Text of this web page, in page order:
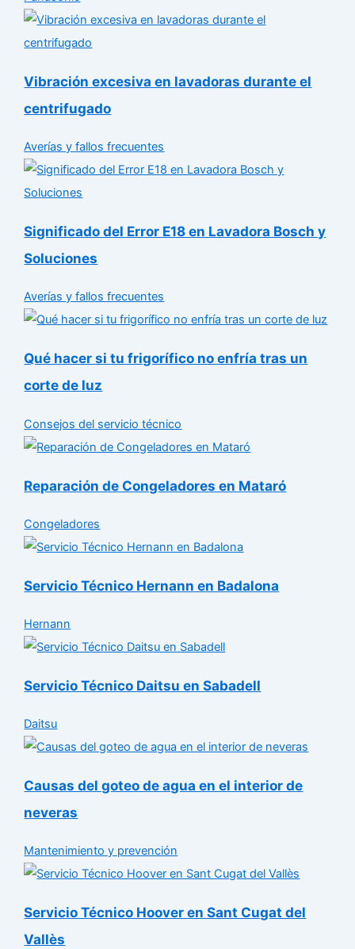
Vibración excesiva en lavadoras durante el
centrifugado
Averías y fallos frecuentes
Significado del Error E18 en Lavadora Bosch y
Soluciones
Averías y fallos frecuentes
Qué hacer si tu frigorífico no enfría tras un
corte de luz
Consejos del servicio técnico
Reparación de Congeladores en Mataró
Congeladores
Servicio Técnico Hernann en Badalona
Hernann
Servicio Técnico Daitsu en Sabadell
Daitsu
Causas del goteo de agua en el interior de
neveras
Mantenimiento y prevención
Servicio Técnico Hoover en Sant Cugat del
Vallès